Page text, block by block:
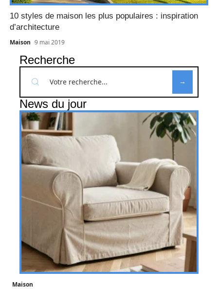
10 styles de maison les plus populaires : inspiration
d’architecture
Maison 9 mai 2019
Recherche
News du jour
Maison